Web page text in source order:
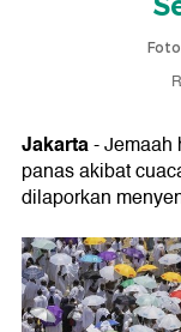
Jakarta- Jemaah
panas akibat
dilaporkan